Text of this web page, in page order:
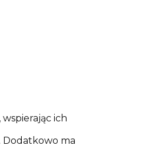
ich
Dodatkowo ma